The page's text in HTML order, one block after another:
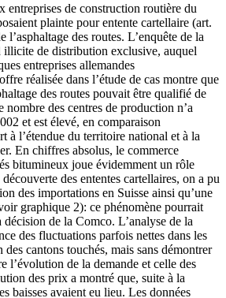
entreprises de construction routière du
plainte pour entente cartellaire (art.
l’asphaltage des routes. L’enquête de la
illicite de distribution exclusive, auquel
entreprises allemandes
réalisée dans l’étude de cas montre que
des routes pouvait être qualifié de
nombre des centres de production n’a
et est élevé, en comparaison
à l’étendue du territoire national et à la
En chiffres absolus, le commerce
bitumineux joue évidemment un rôle
des ententes cartellaires, on a pu
des importations en Suisse ainsi qu’une
graphique 2): ce phénomène pourrait
de la Comco. L’analyse de la
des fluctuations parfois nettes dans les
des cantons touchés, mais sans démontrer
l’évolution de la demande et celle des
des prix a montré que, suite à la
baisses avaient eu lieu. Les données